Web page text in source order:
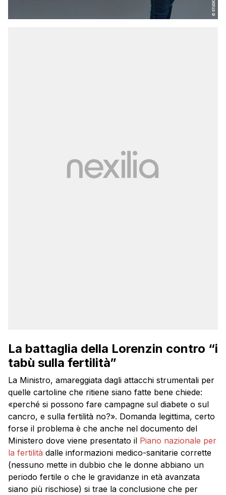
La battaglia della Lorenzin contro “i
tabù sulla fertilità”
La Ministro, amareggiata dagli attacchi strumentali per
quelle cartoline che ritiene siano fatte bene chiede:
«perché si possono fare campagne sul diabete o sul
cancro, e sulla fertilità no?». Domanda legittima, certo
forse il problema è che anche nel documento del
Ministero dove viene presentato il Piano nazionale per
la fertilità dalle informazioni medico-sanitarie corrette
(nessuno mette in dubbio che le donne abbiano un
periodo fertile o che le gravidanze in età avanzata
siano più rischiose) si trae la conclusione che per